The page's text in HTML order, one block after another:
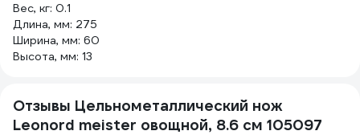
Вес, кг: 0.1
Длина, мм: 275
Ширина, мм: 60
Высота, мм: 13
Отзывы Цельнометаллический нож
Leonord meister овощной, 8.6 см 105097